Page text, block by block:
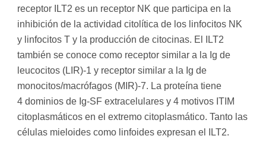
receptor ILT2 es un receptor NK que participa en la
inhibición de la actividad citolítica de los linfocitos NK
y linfocitos T y la producción de citocinas. El ILT2
también se conoce como receptor similar a la Ig de
leucocitos (LIR)-1 y receptor similar a la Ig de
monocitos/macrófagos (MIR)-7. La proteína tiene
4 dominios de Ig-SF extracelulares y 4 motivos ITIM
citoplasmáticos en el extremo citoplasmático. Tanto las
células mieloides como linfoides expresan el ILT2.